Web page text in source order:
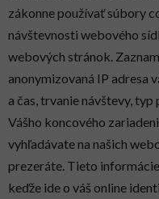
zákonne používať súbory
návštevnosti webového
webových stránok.
anonymizovaná IP adresa
a čas, trvanie návštevy,
Vášho koncového
vyhľadávate na našich
prezeráte. Tieto
keďže ide o váš online